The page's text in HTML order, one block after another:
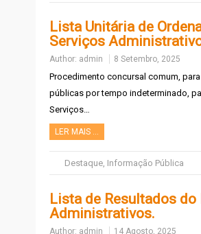
Lista Unitária de
Serviços
Author: admin 8 Setembro, 2025
Procedimento concursal comum,
públicas por tempo indeterminado,
Serviços…
LER MAIS …
Destaque, Informação Pública
Lista de Resultados
Administrativos.
Author: admin 14 Agosto, 2025